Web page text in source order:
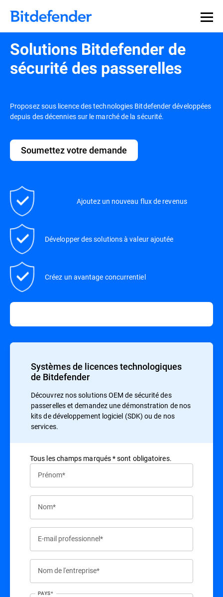
Solutions Bitdefender de
sécurité des passerelles
Proposez sous licence des technologies Bitdefender développées
depuis des décennies sur le marché de la sécurité.
Soumettez votre demande
Ajoutez un nouveau flux de revenus
Développer des solutions à valeur ajoutée
Créez un avantage concurrentiel
Systèmes de licences technologiques
de Bitdefender
Découvrez nos solutions OEM de sécurité des
passerelles et demandez une démonstration de nos
kits de développement logiciel (SDK) ou de nos
services.
Tous les champs marqués * sont obligatoires.
Prénom*
Nom*
E-mail professionnel*
Nom de l'entreprise*
PAYS*